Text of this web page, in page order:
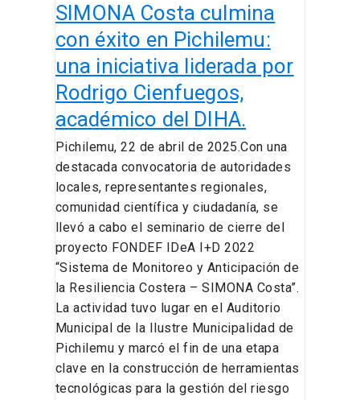
SIMONA Costa culmina
con éxito en Pichilemu:
una iniciativa liderada por
Rodrigo Cienfuegos,
académico del DIHA.
Pichilemu, 22 de abril de 2025.Con una
destacada convocatoria de autoridades
locales, representantes regionales,
comunidad científica y ciudadanía, se
llevó a cabo el seminario de cierre del
proyecto FONDEF IDeA I+D 2022
“Sistema de Monitoreo y Anticipación de
la Resiliencia Costera – SIMONA Costa”.
La actividad tuvo lugar en el Auditorio
Municipal de la Ilustre Municipalidad de
Pichilemu y marcó el fin de una etapa
clave en la construcción de herramientas
tecnológicas para la gestión del riesgo
por
Rodrigo
Cienfuegos,
académico
del
DIHA.